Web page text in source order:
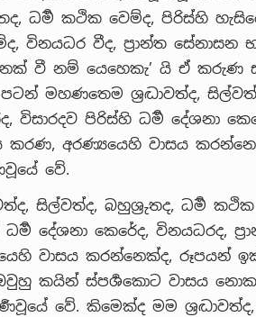
ධර්‍ම කථික වෙම්ද, පිරිස්හි
විනයධර වීද, ප්‍රාන්ත
වී නම් යෙහෙකැ’ යි ඒ කරුණ
මහණතෙම ශ්‍රද්‍ධාවත්ද,
විසාරදව පිරිස්හි ධර්‍ම දේශනා
කරණ, අරණ්‍යයෙහි වාසය
වේ.
සිල්වත්ද, බහුශ්‍රුතද, ධර්‍ම
දේශනා කෙරේද, විනයධරද,
වාසය කරන්නෙක්ද, රූපයන්
කයින් ස්පර්‍ශකොට වාසය
වේ. කිමෙක්ද මම